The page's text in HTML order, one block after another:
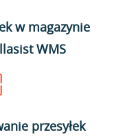
w magazynie
WMS
przesyłek